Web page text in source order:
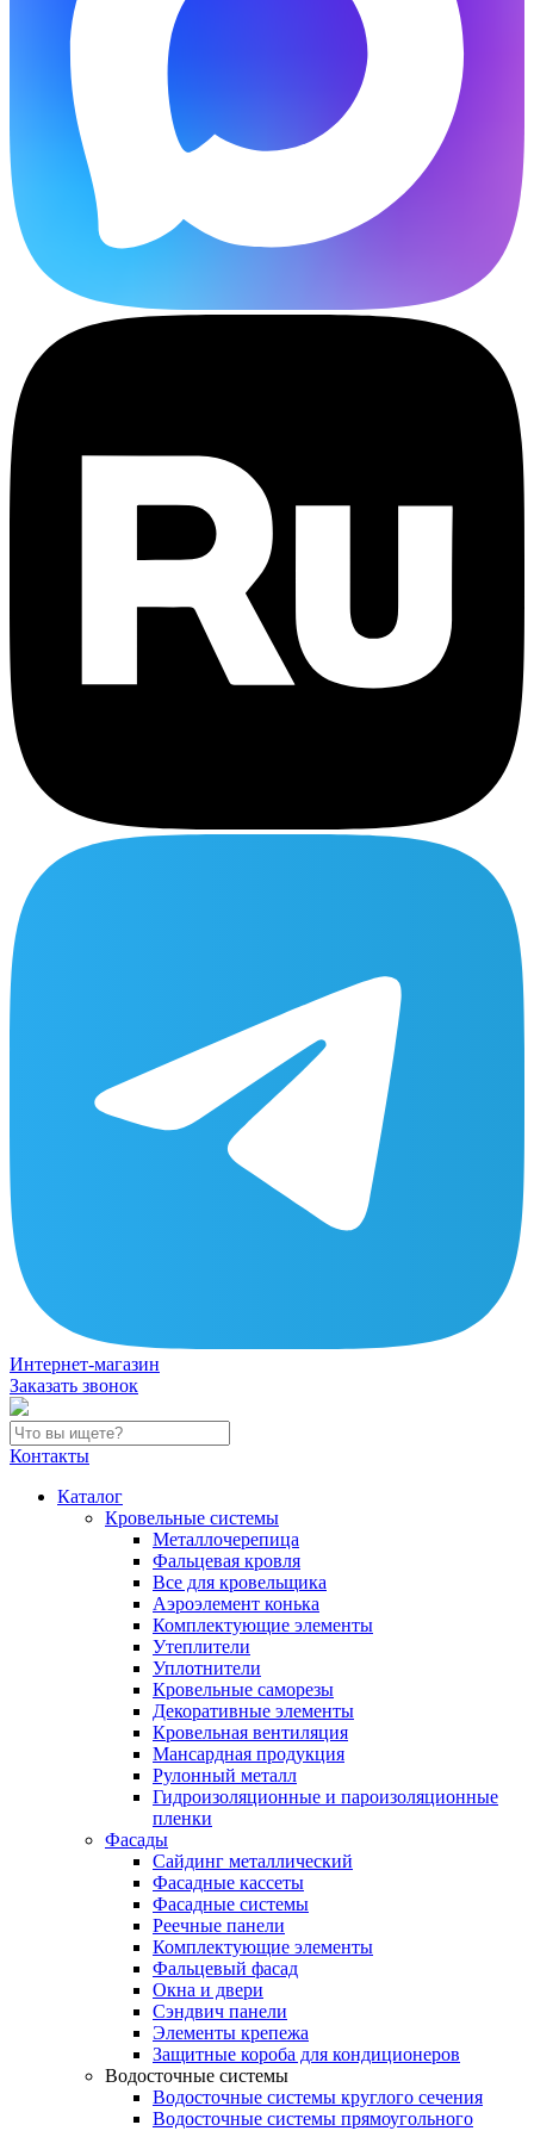
Интернет-магазин
Заказать звонок
Контакты
Каталог
Кровельные системы
Металлочерепица
Фальцевая кровля
Все для кровельщика
Аэроэлемент конька
Комплектующие элементы
Утеплители
Уплотнители
Кровельные саморезы
Декоративные элементы
Кровельная вентиляция
Мансардная продукция
Рулонный металл
Гидроизоляционные и пароизоляционные
пленки
Фасады
Сайдинг металлический
Фасадные кассеты
Фасадные системы
Реечные панели
Комплектующие элементы
Фальцевый фасад
Окна и двери
Сэндвич панели
Элементы крепежа
Защитные короба для кондиционеров
Водосточные системы
Водосточные системы круглого сечения
Водосточные системы прямоугольного